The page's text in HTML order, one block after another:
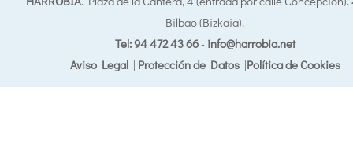
Bilbao (Bizkaia).
Tel: 94 472 43 66- info@harrobia.net
Aviso Legal| Protección de Datos|Política de Cookies